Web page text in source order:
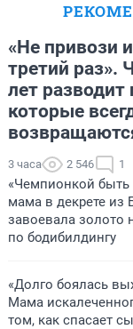
«Не привози
третий раз».
лет разводит
которые
3 часа 2 546 1
«Чемпионкой быть
мама в декрете из
завоевала золото
по бодибилдингу
«Долго боялась
Мама
том, как спасает